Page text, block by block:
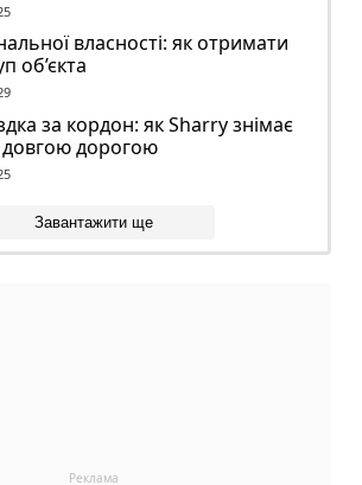
власності: як отримати
об’єкта
за кордон: як Sharry знімає
довгою дорогою
Завантажити ще